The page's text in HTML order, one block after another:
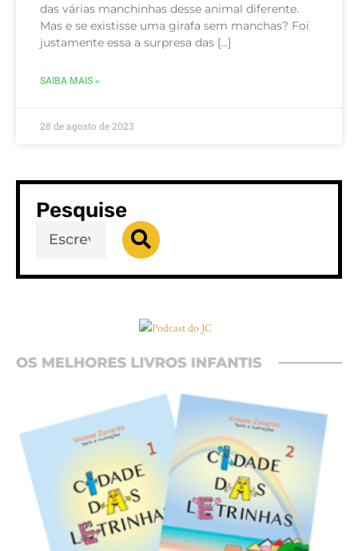
das várias manchinhas desse animal diferente.
Mas e se existisse uma girafa sem manchas? Foi
justamente essa a surpresa das […]
SAIBA MAIS »
28 de agosto de 2023
Pesquise